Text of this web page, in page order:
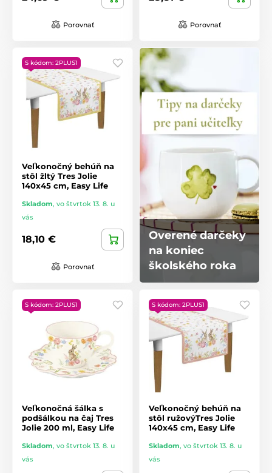
Porovnať Porovnať
S kódom: 2PLUS1
Veľkonočný behúň na
stôl žltý Tres Jolie
140x45 cm, Easy Life
Skladom, vo štvrtok 13. 8. u
vás
18,10 €
Porovnať
Overené darčeky
na koniec
školského roka
S kódom: 2PLUS1
Veľkonočná šálka s
podšálkou na čaj Tres
Jolie 200 ml, Easy Life
Skladom, vo štvrtok 13. 8. u
vás
S kódom: 2PLUS1
Veľkonočný behúň na
stôl ružovýTres Jolie
140x45 cm, Easy Life
Skladom, vo štvrtok 13. 8. u
vás